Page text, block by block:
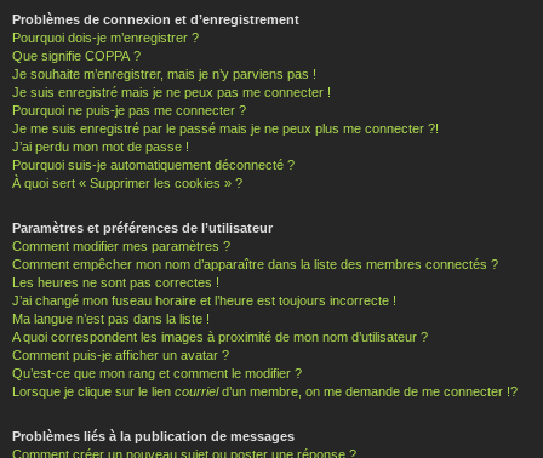
Problèmes de connexion et d’enregistrement
Pourquoi dois-je m’enregistrer ?
Que signifie COPPA ?
Je souhaite m’enregistrer, mais je n’y parviens pas !
Je suis enregistré mais je ne peux pas me connecter !
Pourquoi ne puis-je pas me connecter ?
Je me suis enregistré par le passé mais je ne peux plus me connecter ?!
J’ai perdu mon mot de passe !
Pourquoi suis-je automatiquement déconnecté ?
À quoi sert « Supprimer les cookies » ?
Paramètres et préférences de l’utilisateur
Comment modifier mes paramètres ?
Comment empêcher mon nom d’apparaître dans la liste des membres connectés ?
Les heures ne sont pas correctes !
J’ai changé mon fuseau horaire et l’heure est toujours incorrecte !
Ma langue n’est pas dans la liste !
A quoi correspondent les images à proximité de mon nom d’utilisateur ?
Comment puis-je afficher un avatar ?
Qu’est-ce que mon rang et comment le modifier ?
Lorsque je clique sur le lien courrield’un membre, on me demande de me connecter !?
Problèmes liés à la publication de messages
Comment créer un nouveau sujet ou poster une réponse ?